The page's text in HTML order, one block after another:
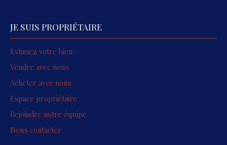
JE SUIS PROPRIÉTAIRE
Estimez votre bien
Vendre avec nous
Acheter avec nous
Espace propriétaire
Rejoindre notre équipe
Nous contacter